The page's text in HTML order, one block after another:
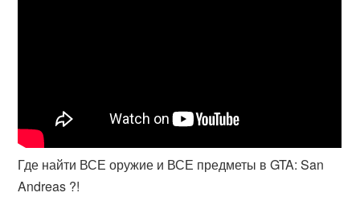
Где найти ВСЕ оружие и ВСЕ предметы в GTA: San
Andreas ?!